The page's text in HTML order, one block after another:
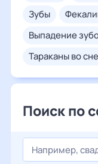
зубы
выпадение
тараканы во
Поиск по